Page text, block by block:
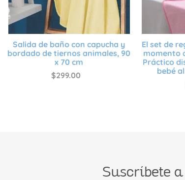
Salida de baño con capucha y
bordado de tiernos animales, 90
x 70 cm
$299.00
El set de
momento
Práctico
bebé
Suscríbete